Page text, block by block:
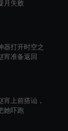
月失败
器打开时空之
宵准备返回
宵上前搭讪，
她吓跑